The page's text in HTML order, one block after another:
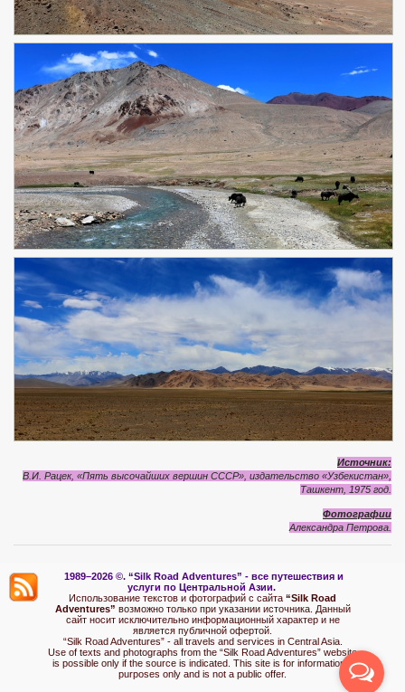
Источник:
В.И. Рацек, «Пять высочайших вершин СССР», издательство «Узбекистан»,
Ташкент, 1975 год.
Фотографии
Александра Петрова.
1989–2026 ©. “Silk Road Adventures” - все путешествия и
услуги по Центральной Азии.
Использование текстов и фотографий с сайта “Silk Road
Adventures” возможно только при указании источника. Данный
сайт носит исключительно информационный характер и не
является публичной офертой.
“Silk Road Adventures” - all travels and services in Central Asia.
Use of texts and photographs from the “Silk Road Adventures” website
is possible only if the source is indicated. This site is for informational
purposes only and is not a public offer.